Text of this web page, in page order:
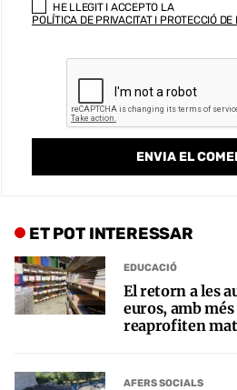
HE LLEGIT I ACCEPTO LA
POLÍTICA DE PRIVACITAT I PROTECCIÓ DE
ET POT INTERESSAR
EDUCACIÓ
El retorn a les
euros, amb
reaprofiten
AFERS SOCIALS